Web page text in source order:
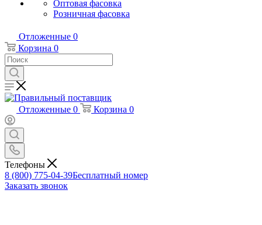
Оптовая фасовка
Розничная фасовка
Отложенные 0
Корзина 0
Отложенные 0 Корзина 0
Телефоны
8 (800) 775-04-39Бесплатный номер
Заказать звонок